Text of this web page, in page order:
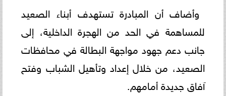
وأضاف أن المبادرة تستهدف أبناء الصعيد
للمساهمة في الحد من الهجرة الداخلية، إلى
جانب دعم جهود مواجهة البطالة في محافظات
الصعيد، من خلال إعداد وتأهيل الشباب وفتح
آفاق جديدة أمامهم.